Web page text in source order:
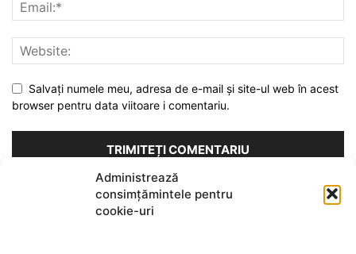
Administrează
consimțămintele pentru
cookie-uri
Salvați numele meu, adresa de e-mail și site-ul web în acest
browser pentru data viitoare i comentariu.
Acest site folosește Akismet pentru a reduce spamul.
Află cum
sunt procesate datele comentariilor tale